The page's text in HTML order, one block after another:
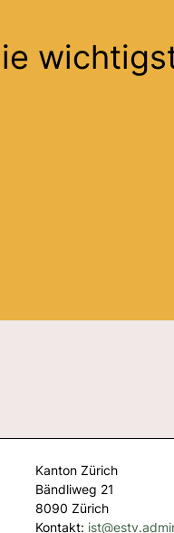
Kanton Zürich
Bändliweg 21
8090 Zürich
Kontakt: ist@